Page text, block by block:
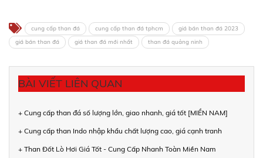
cung cấp than đá cung cấp than đá tphcm
giá bán than đá 2023
giá bán than đá
giá than đá mới nhất than đá quảng ninh
BÀI VIẾT LIÊN QUAN
+ Cung cấp than đá số lượng lớn, giao nhanh, giá tốt [MIỀN NAM]
+ Cung cấp than Indo nhập khẩu chất lượng cao, giá cạnh tranh
+ Than Đốt Lò Hơi Giá Tốt - Cung Cấp Nhanh Toàn Miền Nam